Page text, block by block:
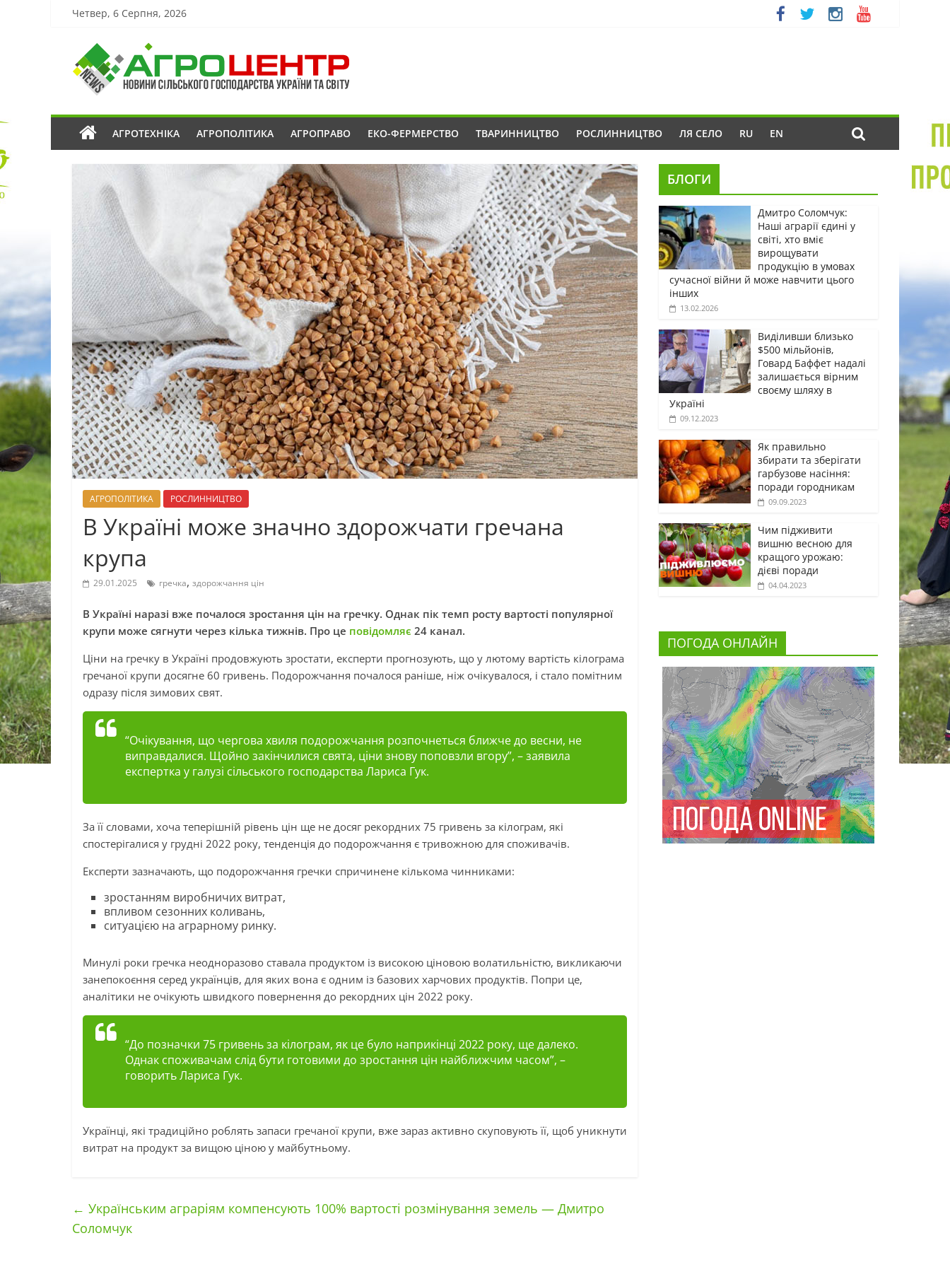
Четвер, 6 Серпня, 2026
АГРОТЕХНІКА АГРОПОЛІТИКА АГРОПРАВО ЕКО-ФЕРМЕРСТВО ТВАРИННИЦТВО РОСЛИННИЦТВО ЛЯ СЕЛО RU EN
АГРОПОЛІТИКА РОСЛИННИЦТВО
В Україні може значно здорожчати гречана
крупа
29.01.2025 гречка, здорожчання цін
В Україні наразі вже почалося зростання цін на гречку. Однак пік темп росту вартості популярної
крупи може сягнути через кілька тижнів. Про це повідомляє 24 канал.
Ціни на гречку в Україні продовжують зростати, експерти прогнозують, що у лютому вартість кілограма
гречаної крупи досягне 60 гривень. Подорожчання почалося раніше, ніж очікувалося, і стало помітним
одразу після зимових свят.
“Очікування, що чергова хвиля подорожчання розпочнеться ближче до весни, не
виправдалися. Щойно закінчилися свята, ціни знову поповзли вгору”, – заявила
експертка у галузі сільського господарства Лариса Гук.
За її словами, хоча теперішній рівень цін ще не досяг рекордних 75 гривень за кілограм, які
спостерігалися у грудні 2022 року, тенденція до подорожчання є тривожною для споживачів.
Експерти зазначають, що подорожчання гречки спричинене кількома чинниками:
зростанням виробничих витрат,
впливом сезонних коливань,
ситуацією на аграрному ринку.
Минулі роки гречка неодноразово ставала продуктом із високою ціновою волатильністю, викликаючи
занепокоєння серед українців, для яких вона є одним із базових харчових продуктів. Попри це,
аналітики не очікують швидкого повернення до рекордних цін 2022 року.
“До позначки 75 гривень за кілограм, як це було наприкінці 2022 року, ще далеко.
Однак споживачам слід бути готовими до зростання цін найближчим часом”, –
говорить Лариса Гук.
Українці, які традиційно роблять запаси гречаної крупи, вже зараз активно скуповують її, щоб уникнути
витрат на продукт за вищою ціною у майбутньому.
← Українським аграріям компенсують 100% вартості розмінування земель — Дмитро
Соломчук
БЛОГИ
Дмитро Соломчук:
Наші аграрії єдині у
світі, хто вміє
вирощувати
продукцію в умовах
сучасної війни й може навчити цього
інших
13.02.2026
Виділивши близько
$500 мільйонів,
Говард Баффет надалі
залишається вірним
своєму шляху в
Україні
09.12.2023
Як правильно
збирати та зберігати
гарбузове насіння:
поради городникам
09.09.2023
Чим підживити
вишню весною для
кращого урожаю:
дієві поради
04.04.2023
ПОГОДА ОНЛАЙН